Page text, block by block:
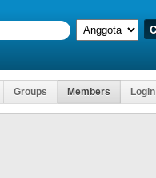
Groups Members Login